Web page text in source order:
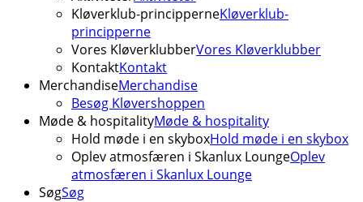
Kløverklub-principperneKløverklub-
principperne
Vores KløverklubberVores Kløverklubber
KontaktKontakt
MerchandiseMerchandise
Besøg Kløvershoppen
Møde & hospitalityMøde & hospitality
Hold møde i en skyboxHold møde i en skybox
Oplev atmosfæren i Skanlux LoungeOplev
atmosfæren i Skanlux Lounge
SøgSøg